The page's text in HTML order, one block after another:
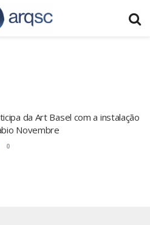
da Art Basel com a instalação
Novembre
0